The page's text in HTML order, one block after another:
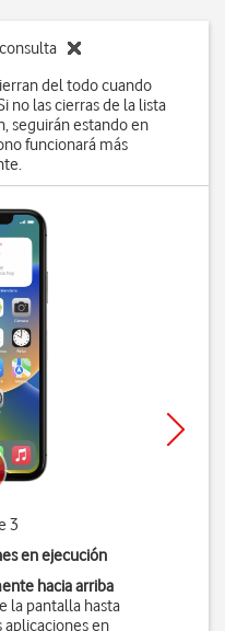
del todo cuando
no las cierras de la lista
seguirán estando en
funcionará más
3
en ejecución
hacia arriba
la pantalla hasta
aplicaciones en